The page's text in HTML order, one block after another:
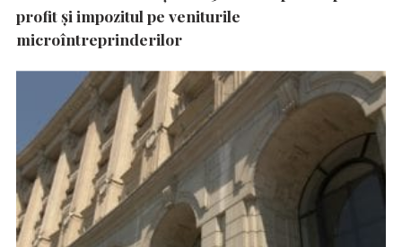
profit și impozitul pe veniturile
microîntreprinderilor